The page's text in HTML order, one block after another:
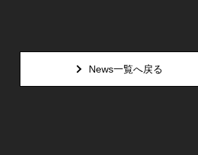
News一覧へ戻る